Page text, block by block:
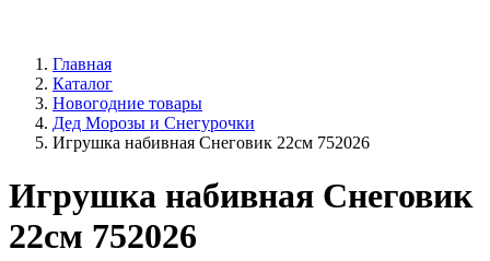
Главная
Каталог
Новогодние товары
Дед Морозы и Снегурочки
Игрушка набивная Снеговик 22см 752026
Игрушка набивная Снеговик
22см 752026